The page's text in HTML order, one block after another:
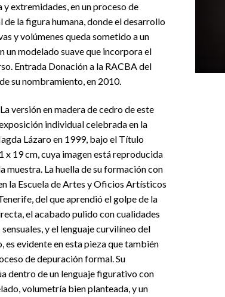
y extremidades, en un proceso de
la figura humana, donde el desarrollo
y volúmenes queda sometido a un
un modelado suave que incorpora el
Entrada Donación a la RACBA del
su nombramiento, en 2010.
La versión en madera de cedro de este
individual celebrada en la
Lázaro en 1999, bajo el Título
x 19 cm, cuya imagen está reproducida
muestra. La huella de su formación con
la Escuela de Artes y Oficios Artísticos
del que aprendió el golpe de la
el acabado pulido con cualidades
y el lenguaje curvilíneo del
es evidente en esta pieza que también
de depuración formal. Su
dentro de un lenguaje figurativo con
volumetría bien planteada, y un